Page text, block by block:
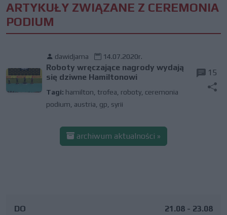
ARTYKUŁY ZWIĄZANE Z CEREMONIA
PODIUM
dawidjama 14.07.2020r.
Roboty wręczające nagrody wydają
się dziwne Hamiltonowi
Tagi: hamilton trofea roboty, ceremonia
podium austria gp syrii
15
archiwum aktualności »
DO 21.08 - 23.08